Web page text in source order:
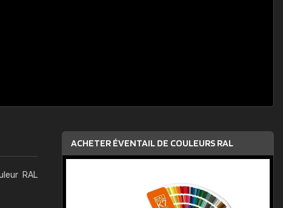
RAL
ACHETER ÉVENTAIL DE COULEURS RAL